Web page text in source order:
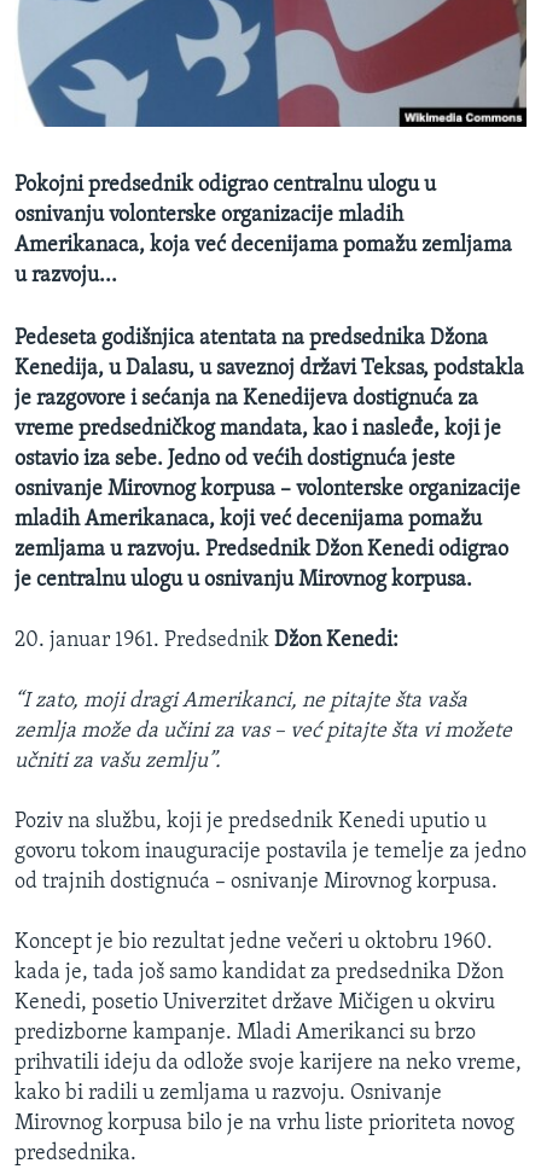
SPORT
INTERVJU
Pokojni predsednik odigrao centralnu ulogu u
osnivanju volonterske organizacije mladih
Amerikanaca, koja već decenijama pomažu zemljama
u razvoju...
Pedeseta godišnjica atentata na predsednika Džona
Kenedija, u Dalasu, u saveznoj državi Teksas, podstakla
je razgovore i sećanja na Kenedijeva dostignuća za
vreme predsedničkog mandata, kao i nasleđe, koji je
ostavio iza sebe. Jedno od većih dostignuća jeste
osnivanje Mirovnog korpusa – volonterske organizacije
mladih Amerikanaca, koji već decenijama pomažu
zemljama u razvoju. Predsednik Džon Kenedi odigrao
je centralnu ulogu u osnivanju Mirovnog korpusa.
20. januar 1961. Predsednik Džon Kenedi:
“I zato, moji dragi Amerikanci, ne pitajte šta vaša
zemlja može da učini za vas – već pitajte šta vi možete
učniti za vašu zemlju”.
Poziv na službu, koji je predsednik Kenedi uputio u
govoru tokom inauguracije postavila je temelje za jedno
od trajnih dostignuća – osnivanje Mirovnog korpusa.
Koncept je bio rezultat jedne večeri u oktobru 1960.
kada je, tada još samo kandidat za predsednika Džon
Kenedi, posetio Univerzitet države Mičigen u okviru
predizborne kampanje. Mladi Amerikanci su brzo
prihvatili ideju da odlože svoje karijere na neko vreme,
kako bi radili u zemljama u razvoju. Osnivanje
Mirovnog korpusa bilo je na vrhu liste prioriteta novog
predsednika.